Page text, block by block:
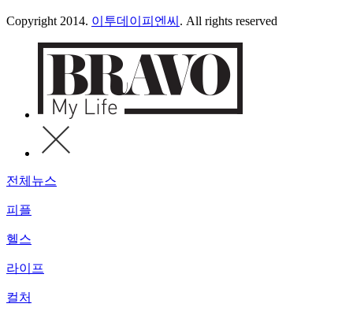
Copyright 2014. 이투데이피엔씨 . All rights reserved
전체뉴스
피플
헬스
라이프
컬처